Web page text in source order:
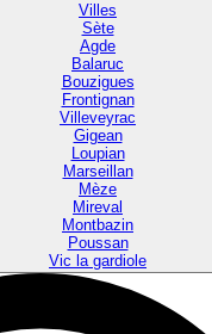
Villes
Sète
Agde
Balaruc
Bouzigues
Frontignan
Villeveyrac
Gigean
Loupian
Marseillan
Mèze
Mireval
Montbazin
Poussan
Vic la gardiole